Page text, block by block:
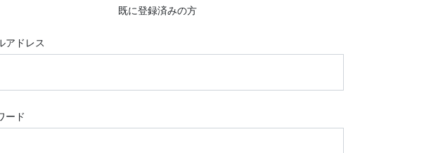
既に登録済みの方
アドレス
ード